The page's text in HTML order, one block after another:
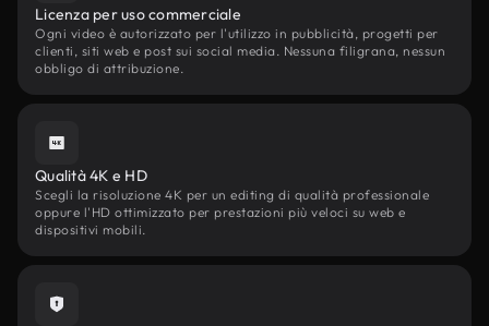
Licenza per uso commerciale
Ogni video è autorizzato per l'utilizzo in pubblicità, progetti per
clienti, siti web e post sui social media. Nessuna filigrana, nessun
obbligo di attribuzione.
Qualità 4K e HD
Scegli la risoluzione 4K per un editing di qualità professionale
oppure l'HD ottimizzato per prestazioni più veloci su web e
dispositivi mobili.